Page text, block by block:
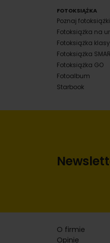
FOTOKSIĄŻKA
Poznaj fotoksiążki
Fotoksiążka na
Fotoksiążka
Fotoksiążka
Fotoksiążka GO
Fotoalbum
Starbook
O firmie
Opinie